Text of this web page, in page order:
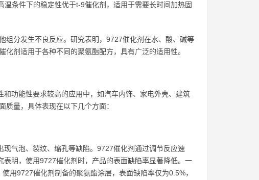
条件下的稳定性优于t-9催化剂，适用于需要长时间加热固
组分发生不良反应。研究表明，9727催化剂在水、酸、碱等
剂适用于各种不同的聚氨酯配方，具有广泛的适用性。
功能性要求较高的应用中，如汽车内饰、家电外壳、建筑
量，具体表现在以下几个方面：
气泡、裂纹、缩孔等缺陷。9727催化剂通过调节反应速
明，使用9727催化剂时，产品的表面缺陷率显著降低。一
用9727催化剂制备的聚氨酯涂层，表面缺陷率仅为0.5%，